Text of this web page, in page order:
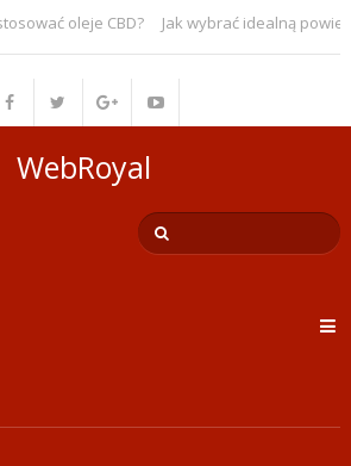
oleje CBD? Jak wybrać idealną
WebRoyal